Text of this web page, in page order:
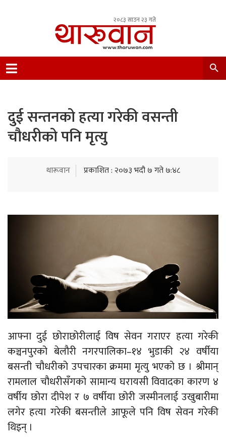
२०८३ साउन २३ गते
Nepal.
दुई सन्तनको हत्या गरेकी वसन्ती
चौधरीको पनि मृत्यु
थारूवान प्रकाशित : २०७३ भदौ ७ गते ७:४८
आफ्ना दुई छोराछोरीलाई विष सेवन गराएर हत्या गरेकी
कञ्चनपुरको बेलौरी नगरपालिका–१४ भुडाकी २४ वर्षीया
बसन्ती चौधरीको उपचारका क्रममा मृत्यु भएको छ । श्रीमान्
रामलाल चौधरीसँगको सामान्य घरायसी विवादका कारण ४
वर्षीय छोरा दीपेश र ७ वर्षीया छोरी जस्मीनलाई उखुबारीमा
लगेर हत्या गरेकी बसन्तीले आफूले पनि विष सेवन गरेकी
थिइन् ।